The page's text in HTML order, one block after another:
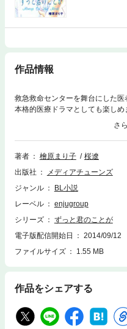
作品情報
救急救命センターを舞台にした医
本格的医療ドラマとしても楽し
と間違いなし！紙版の上下巻と
しショートストーリーをまとめた
著者 檜原まり子
桜遼
出版社
メディアチューンズ
ジャンル
BL小説
レーベル
enjugroup
シリーズ
ずっと君のことが
電子版配信開始日
2014/09/12
ファイルサイズ
1.55 MB
作品をシェアする